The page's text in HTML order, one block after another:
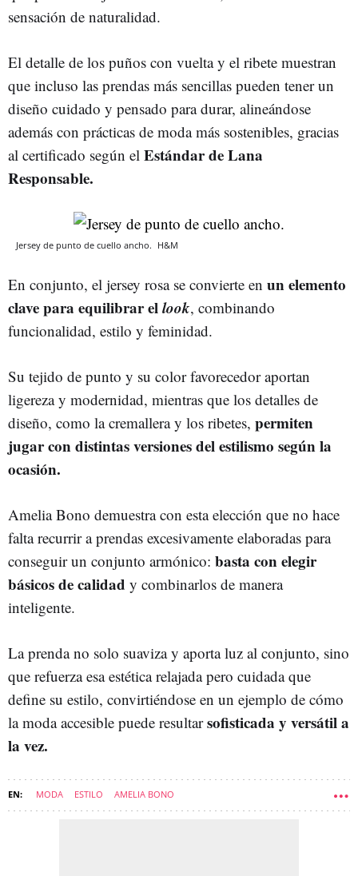
sensación de naturalidad.
El detalle de los puños con vuelta y el ribete muestran
que incluso las prendas más sencillas pueden tener un
diseño cuidado y pensado para durar, alineándose
además con prácticas de moda más sostenibles, gracias
al certificado según el Estándar de Lana
Responsable.
Jersey de punto de cuello ancho. H&M
En conjunto, el jersey rosa se convierte en un elemento
clave para equilibrar ellook, combinando
funcionalidad, estilo y feminidad.
Su tejido de punto y su color favorecedor aportan
ligereza y modernidad, mientras que los detalles de
diseño, como la cremallera y los ribetes, permiten
jugar con distintas versiones del estilismo según la
ocasión.
Amelia Bono demuestra con esta elección que no hace
falta recurrir a prendas excesivamente elaboradas para
conseguir un conjunto armónico: basta con elegir
básicos de calidad y combinarlos de manera
inteligente.
La prenda no solo suaviza y aporta luz al conjunto, sino
que refuerza esa estética relajada pero cuidada que
define su estilo, convirtiéndose en un ejemplo de cómo
la moda accesible puede resultarsofisticada y versátil a
la vez.
MODA ESTILO AMELIA BONO